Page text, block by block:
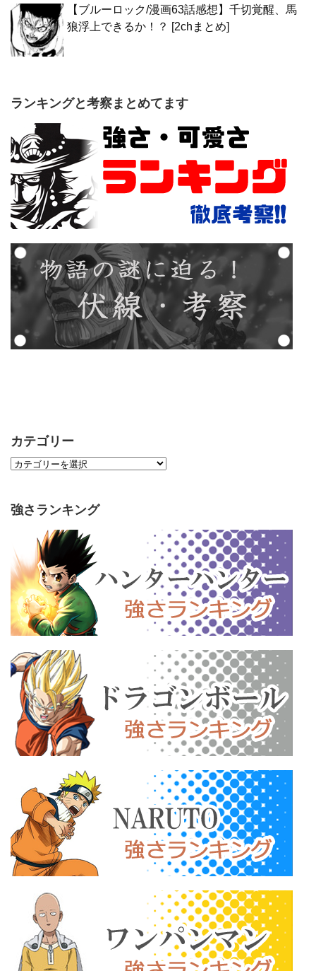
【ブルーロック/漫画63話感想】千切覚醒、馬
狼浮上できるか！？ [2chまとめ]
ランキングと考察まとめてます
カテゴリー
強さランキング